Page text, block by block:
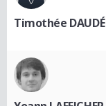
Timothée DAUDÉ